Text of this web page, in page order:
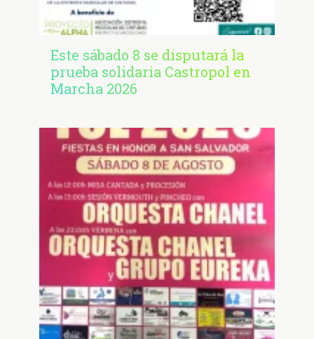
Este sábado 8 se disputará la
prueba solidaria Castropol en
Marcha 2026